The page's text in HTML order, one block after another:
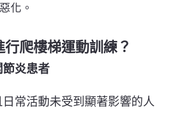
化。
爬樓梯運動訓練？
炎患者
常活動未受到顯著影響的人